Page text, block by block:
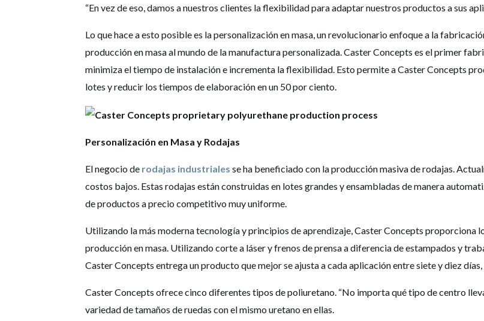
“En vez de eso, damos a nuestros clientes la flexibilidad para adaptar nuestros productos a sus
Lo que hace a esto posible es la personalización en masa, un revolucionario enfoque a la
producción en masa al mundo de la manufactura personalizada. Caster Concepts es el primer
minimiza el tiempo de instalación e incrementa la flexibilidad. Esto permite a Caster Concepts
lotes y reducir los tiempos de elaboración en un 50 por ciento.
Personalización en Masa y Rodajas
El negocio de rodajas industriales se ha beneficiado con la producción masiva de rodajas.
costos bajos. Estas rodajas están construidas en lotes grandes y ensambladas de manera
de productos a precio competitivo muy uniforme.
Utilizando la más moderna tecnología y principios de aprendizaje, Caster Concepts proporciona
producción en masa. Utilizando corte a láser y frenos de prensa a diferencia de estampados y
Caster Concepts entrega un producto que mejor se ajusta a cada aplicación entre siete y diez días,
Caster Concepts ofrece cinco diferentes tipos de poliuretano. “No importa qué tipo de centro
variedad de tamaños de ruedas con el mismo uretano en ellas.